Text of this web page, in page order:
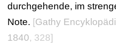
durchgehende, im
Note. [Gathy
1840, 328]